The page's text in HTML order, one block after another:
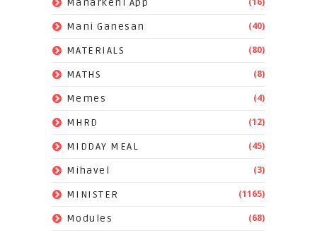
Manarkeni App
Mani Ganesan (40)
MATERIALS (80)
MATHS (8)
Memes (4)
MHRD (12)
MIDDAY MEAL (45)
Mihavel (3)
MINISTER (1165)
Modules (68)